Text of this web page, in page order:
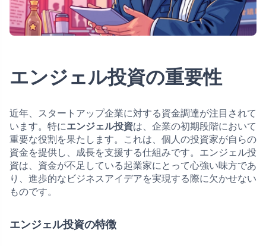
エンジェル投資の重要性
近年、スタートアップ企業に対する資金調達が注目されて
います。特にエンジェル投資は、企業の初期段階において
重要な役割を果たします。これは、個人の投資家が自らの
資金を提供し、成長を支援する仕組みです。エンジェル投
資は、資金が不足している起業家にとって心強い味方であ
り、進歩的なビジネスアイデアを実現する際に欠かせない
ものです。
エンジェル投資の特徴